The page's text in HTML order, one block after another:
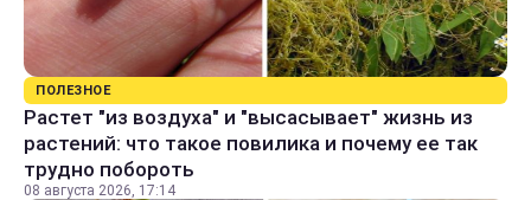
ПОЛЕЗНОЕ
Растет "из воздуха" и "высасывает" жизнь из
растений: что такое повилика и почему ее так
трудно побороть
08 августа 2026, 17:14